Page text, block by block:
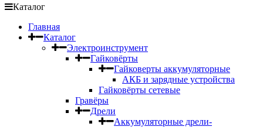
Каталог
Главная
Каталог
Электроинструмент
Гайковёрты
Гайковерты аккумуляторные
АКБ и зарядные устройства
Гайковёрты сетевые
Гравёры
Дрели
Аккумуляторные дрели-